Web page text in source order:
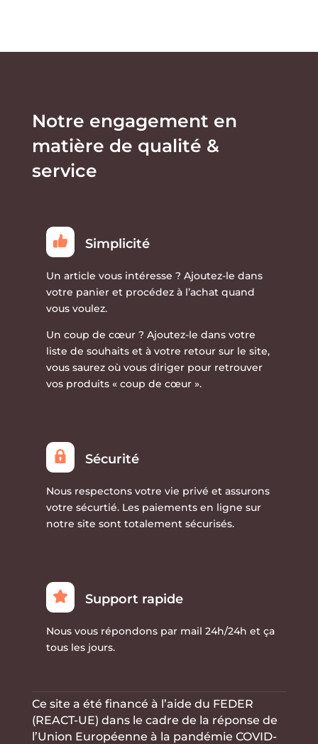
Notre engagement en
matière de qualité &
service
Simplicité
Un article vous intéresse ? Ajoutez-le dans
votre panier et procédez à l’achat quand
vous voulez.
Un coup de cœur ? Ajoutez-le dans votre
liste de souhaits et à votre retour sur le site,
vous saurez où vous diriger pour retrouver
vos produits « coup de cœur ».
Sécurité
Nous respectons votre vie privé et assurons
votre sécurtié. Les paiements en ligne sur
notre site sont totalement sécurisés.
Support rapide
Nous vous répondons par mail 24h/24h et ça
tous les jours.
Ce site a été financé à l’aide du FEDER
(REACT-UE) dans le cadre de la réponse de
l’Union Européenne à la pandémie COVID-